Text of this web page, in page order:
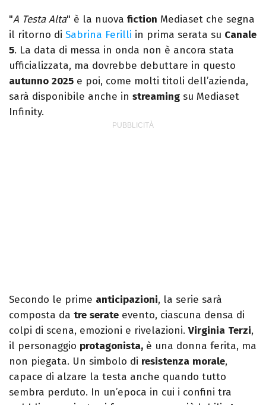
sul comodino, insieme a un romanzo di
Zafon.
"A Testa Alta" è la nuova fiction Mediaset che segna
il ritorno di Sabrina Ferilli in prima serata su Canale
5. La data di messa in onda non è ancora stata
ufficializzata, ma dovrebbe debuttare in questo
autunno 2025 e poi, come molti titoli dell’azienda,
sarà disponibile anche in streaming su Mediaset
Infinity.
Secondo le prime anticipazioni, la serie sarà
composta da tre serate evento, ciascuna densa di
colpi di scena, emozioni e rivelazioni. Virginia Terzi,
il personaggio protagonista, è una donna ferita, ma
non piegata. Un simbolo di resistenza morale,
capace di alzare la testa anche quando tutto
sembra perduto. In un’epoca in cui i confini tra